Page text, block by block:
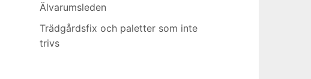
Älvarumsleden
Trädgårdsfix och paletter som inte
trivs